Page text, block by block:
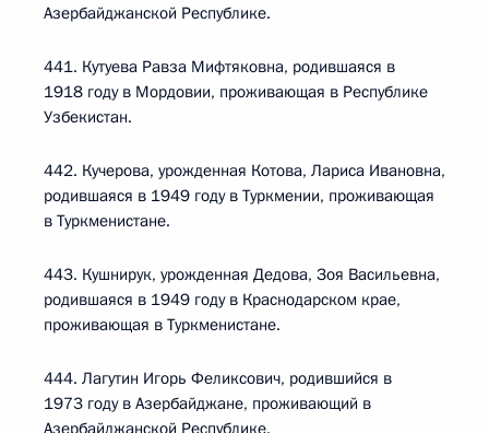
Азербайджанской Республике.
441. Кутуева Равза Мифтяковна, родившаяся в
1918 году в Мордовии, проживающая в Республике
Узбекистан.
442. Кучерова, урожденная Котова, Лариса Ивановна,
родившаяся в 1949 году в Туркмении, проживающая
в Туркменистане.
443. Кушнирук, урожденная Дедова, Зоя Васильевна,
родившаяся в 1949 году в Краснодарском крае,
проживающая в Туркменистане.
444. Лагутин Игорь Феликсович, родившийся в
1973 году в Азербайджане, проживающий в
Азербайджанской Республике.